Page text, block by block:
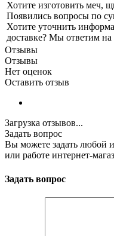
Хотите изготовить меч,
Появились вопросы по
Хотите уточнить
доставке? Мы ответим
Отзывы
Отзывы
Нет оценок
Оставить отзыв
Загрузка отзывов...
Задать вопрос
Вы можете задать любой
или работе интернет-
Задать вопрос